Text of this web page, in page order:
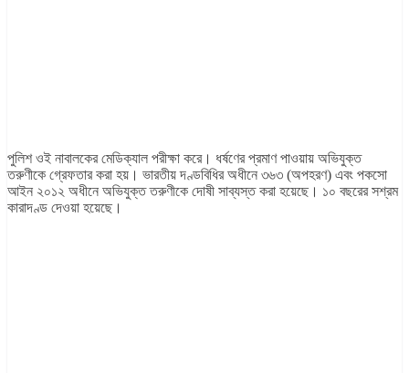
পুলিশ ওই নাবালকের মেডিক্যাল পরীক্ষা করে। ধর্ষণের প্রমাণ পাওয়ায় অভিযুক্ত
তরুণীকে গ্রেফতার করা হয়। ভারতীয় দণ্ডবিধির অধীনে ৩৬৩ (অপহরণ) এবং পকসো
আইন ২০১২ অধীনে অভিযুক্ত তরুণীকে দোষী সাব্যস্ত করা হয়েছে। ১০ বছরের সশ্রম
কারাদণ্ড দেওয়া হয়েছে।